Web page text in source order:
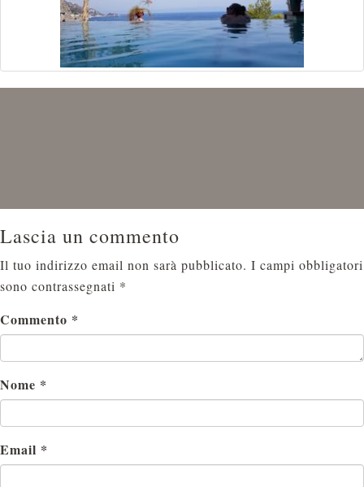
Lascia un commento
Il tuo indirizzo email non sarà pubblicato. I campi obbligatori
sono contrassegnati *
Commento *
Nome *
Email *